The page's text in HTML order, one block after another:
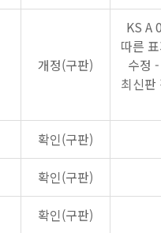
개정(구판)
KS A
따른
수정
최신판
확인(구판)
확인(구판)
확인(구판)